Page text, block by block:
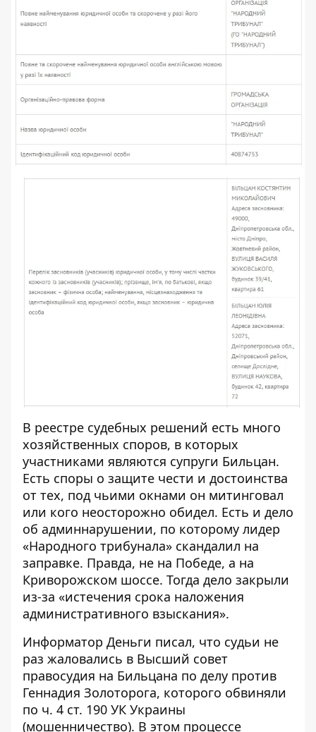
В реестре судебных решений есть много
хозяйственных споров, в которых
участниками являются супруги Бильцан.
Есть споры о защите чести и достоинства
от тех, под чьими окнами он митинговал
или кого неосторожно обидел. Есть и дело
об админнарушении, по которому лидер
«Народного трибунала» скандалил на
заправке. Правда, не на Победе, а на
Криворожском шоссе. Тогда дело закрыли
из-за «истечения срока наложения
административного взыскания».
Информатор Деньги писал, что судьи не
раз жаловались в Высший совет
правосудия на Бильцана по делу против
Геннадия Золоторога, которого обвиняли
по ч. 4 ст. 190 УК Украины
(мошенничество). В этом процессе